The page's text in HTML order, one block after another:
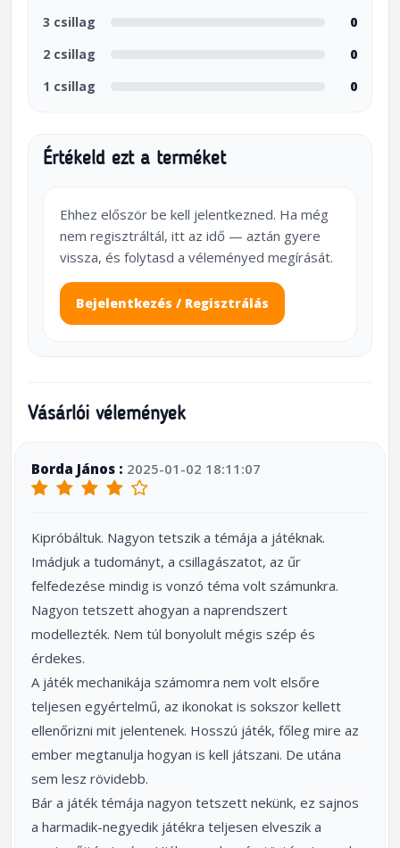
3 csillag
0
2 csillag
0
1 csillag
0
Értékeld ezt a terméket
Ehhez először be kell jelentkezned. Ha még
nem regisztráltál, itt az idő — aztán gyere
vissza, és folytasd a véleményed megírását.
Bejelentkezés / Regisztrálás
Vásárlói vélemények
Borda János : 2025-01-02 18:11:07
Kipróbáltuk. Nagyon tetszik a témája a játéknak.
Imádjuk a tudományt, a csillagászatot, az űr
felfedezése mindig is vonzó téma volt számunkra.
Nagyon tetszett ahogyan a naprendszert
modellezték. Nem túl bonyolult mégis szép és
érdekes.
A játék mechanikája számomra nem volt elsőre
teljesen egyértelmű, az ikonokat is sokszor kellett
ellenőrizni mit jelentenek. Hosszú játék, főleg mire az
ember megtanulja hogyan is kell játszani. De utána
sem lesz rövidebb.
Bár a játék témája nagyon tetszett nekünk, ez sajnos
a harmadik-negyedik játékra teljesen elveszik a